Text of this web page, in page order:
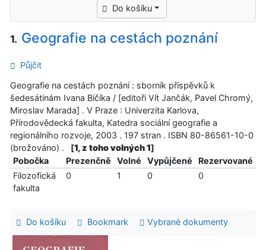
Do košíku
1. Geografie na cestách poznání
Půjčit
Geografie na cestách poznání : sborník příspěvků k
šedesátinám Ivana Bičíka / [editoři Vít Jančák, Pavel Chromý,
Miroslav Marada] . V Praze : Univerzita Karlova,
Přírodovědecká fakulta, Katedra sociální geografie a
regionálního rozvoje, 2003 . 197 stran . ISBN 80-86561-10-0
(brožováno) .
[1, z toho volných 1]
Pobočka
Prezenčně Volné Vypůjčené
Rezervované
Filozofická
fakulta
0 1 0 0
Do košíku Bookmark Vybrané dokumenty